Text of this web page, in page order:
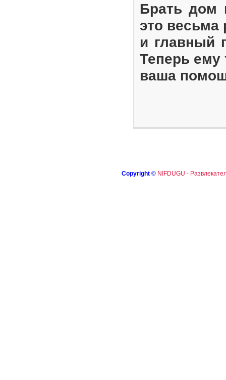
Брать дом
это весьма
и главный
Теперь ему
ваша
Copyright © NIFDUGU -